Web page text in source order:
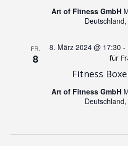
Art of Fitness GmbH
FR.
8
Fitness
8. März 2024 @ 17:30 -
für
Art of Fitness GmbH